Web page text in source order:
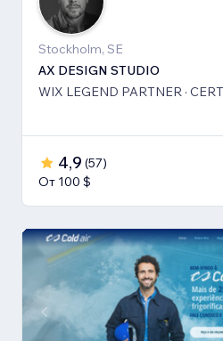
Stockholm, SE
AX DESIGN STUDIO
WIX LEGEND PARTNER ·
4,9 (57)
От 100 $